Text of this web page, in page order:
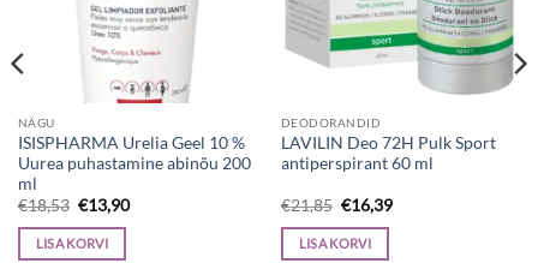
NÄGU
ISISPHARMA Urelia Geel 10 %
Uurea puhastamine abinõu 200
ml
€18,53 Algne
hind
oli:
€18,53.
€13,90Current
LISA KORVI
DEODORANDID
LAVILIN Deo 72H Pulk Sport
antiperspirant 60 ml
€21,85 Algne
hind
oli:
€21,85.
€16,39Current
LISA KORVI